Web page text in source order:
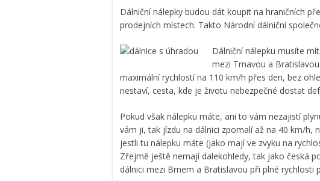
Dálniční nálepky budou dát koupit na hraničních
prodejních místech. Takto Národní dálniční
Dálniční nálepku musíte
mezi Trnavou a
maximální rychlostí na 110 km/h přes den, bez
nestaví, cesta, kde je životu nebezpečné dostat
Pokud však nálepku máte, ani to vám nezajistí
vám ji, tak jízdu na dálnici zpomalí až na 40 km/h,
jestli tu nálepku máte (jako mají ve zvyku na
Zřejmě ještě nemají dalekohledy, tak jako česká
dálnici mezi Brnem a Bratislavou při plné rychlosti